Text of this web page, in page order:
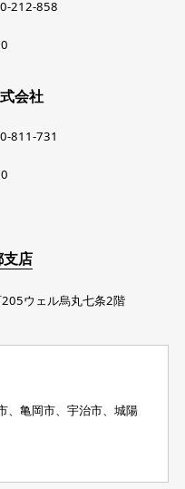
212-858
会社
811-731
支店
ウェル烏丸七条2階
、亀岡市、宇治市、城陽